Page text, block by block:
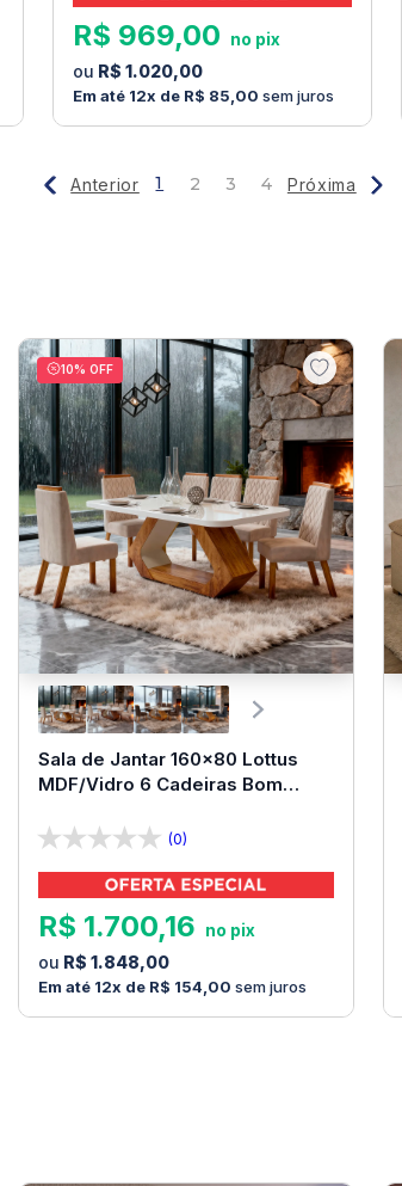
R$ 969,00
R$ 1.020,00
12 R$ 85 00 sem juros
Anterior 1 2 3 4 Próxima
10% OFF
Sala de Jantar 160x80 Lottus
MDF/Vidro 6 Cadeiras Bom
(0)
R$ 1.700,16
R$ 1.848,00
12 R$ 154 00 sem juros